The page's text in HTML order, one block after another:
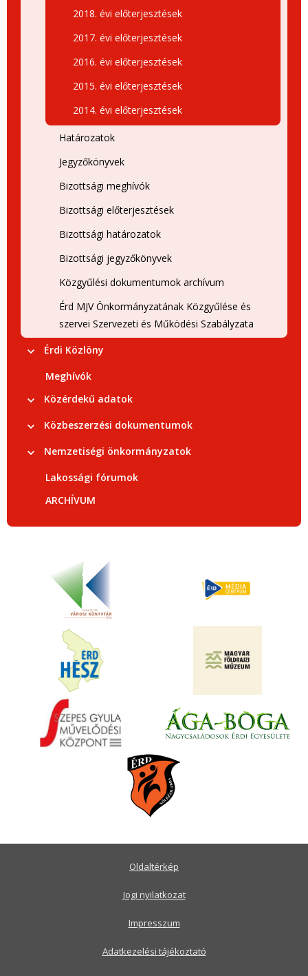
2018. évi előterjesztések
2017. évi előterjesztések
2016. évi előterjesztések
2015. évi előterjesztések
2014. évi előterjesztések
Határozatok
Jegyzőkönyvek
Bizottsági meghívók
Bizottsági előterjesztések
Bizottsági határozatok
Bizottsági jegyzőkönyvek
Közgyűlési dokumentumok archívum
Érd MJV Önkormányzatának Közgyűlése és
szervei Szervezeti és Működési Szabályzata
Érdi Közlöny
Meghívók
Közérdekű adatok
Közbeszerzési dokumentumok
Nemzetiségi önkormányzatok
Lakossági fórumok
ARCHÍVUM
Oldaltérkép
Jogi nyilatkozat
Impresszum
Adatkezelési tájékoztató